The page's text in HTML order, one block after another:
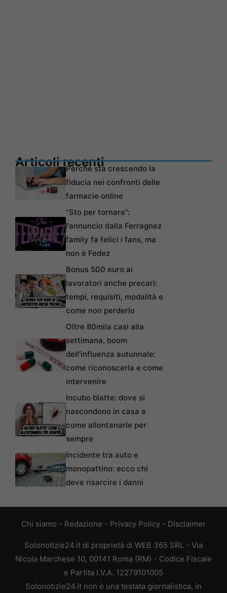
Articoli recentiPerché sta crescendo la
fiducia nei confronti delle
farmacie online
“Sto per tornare”:
l’annuncio dalla Ferragnez
family fa felici i fans, ma
non è Fedez
Bonus 500 euro ai
lavoratori anche precari:
tempi, requisiti, modalità e
come non perderlo
Oltre 80mila casi alla
settimana, boom
dell’influenza autunnale:
come riconoscerla e come
intervenire
Incubo blatte: dove si
nascondono in casa e
come allontanarle per
sempre
Incidente tra auto e
monopattino: ecco chi
deve risarcire i danni
Chi siamo - Redazione - Privacy Policy - Disclaimer
Solonotizie24.it di proprietà di WEB 365 SRL - Via
Nicola Marchese 10, 00141 Roma (RM) - Codice Fiscale
e Partita I.V.A. 12279101005
Solonotizie24.it non è una testata giornalistica, in